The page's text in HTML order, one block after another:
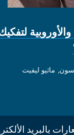
والأوروبية
ماثيو ليفيت
بالبريد